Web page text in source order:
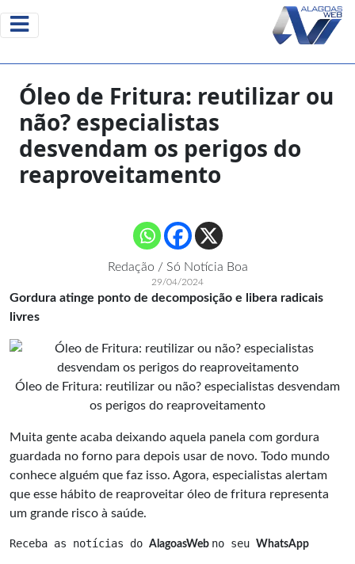
Óleo de Fritura: reutilizar ou
não? especialistas
desvendam os perigos do
reaproveitamento
Redação / Só Notícia Boa
29/04/2024
Gordura atinge ponto de decomposição e libera radicais
livres
Óleo de Fritura: reutilizar ou não? especialistas desvendam
os perigos do reaproveitamento
Muita gente acaba deixando aquela panela com gordura
guardada no forno para depois usar de novo. Todo mundo
conhece alguém que faz isso. Agora, especialistas alertam
que esse hábito de reaproveitar óleo de fritura representa
um grande risco à saúde.
Receba as notícias do AlagoasWeb no seu WhatsApp